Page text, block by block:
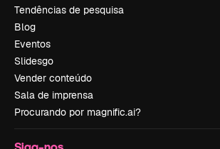
Tendências de pesquisa
Blog
Eventos
Slidesgo
Vender conteúdo
Sala de imprensa
Procurando por magnific.ai?